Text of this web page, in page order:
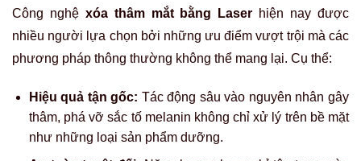
Công nghệ xóa thâm mắt bằng Laser hiện nay được
nhiều người lựa chọn bởi những ưu điểm vượt trội mà các
phương pháp thông thường không thể mang lại. Cụ thể:
Hiệu quả tận gốc: Tác động sâu vào nguyên nhân gây
thâm, phá vỡ sắc tố melanin không chỉ xử lý trên bề mặt
như những loại sản phẩm dưỡng.